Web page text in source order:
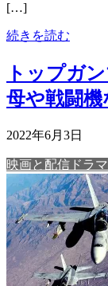
[…]
続きを読む
トップガ
母や戦闘機
2022年6月3日
映画と配信ドラマ